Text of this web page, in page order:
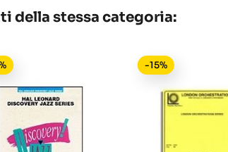
della stessa categoria:
-15%